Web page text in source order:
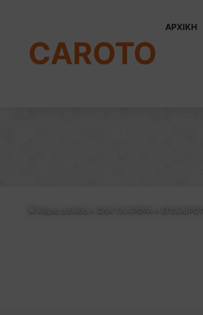
CAROTO
ΑΡΧΙΚΗ
Κύρια σελίδα ΟΛΑ ΤΑ ΑΡΘΡΑ >